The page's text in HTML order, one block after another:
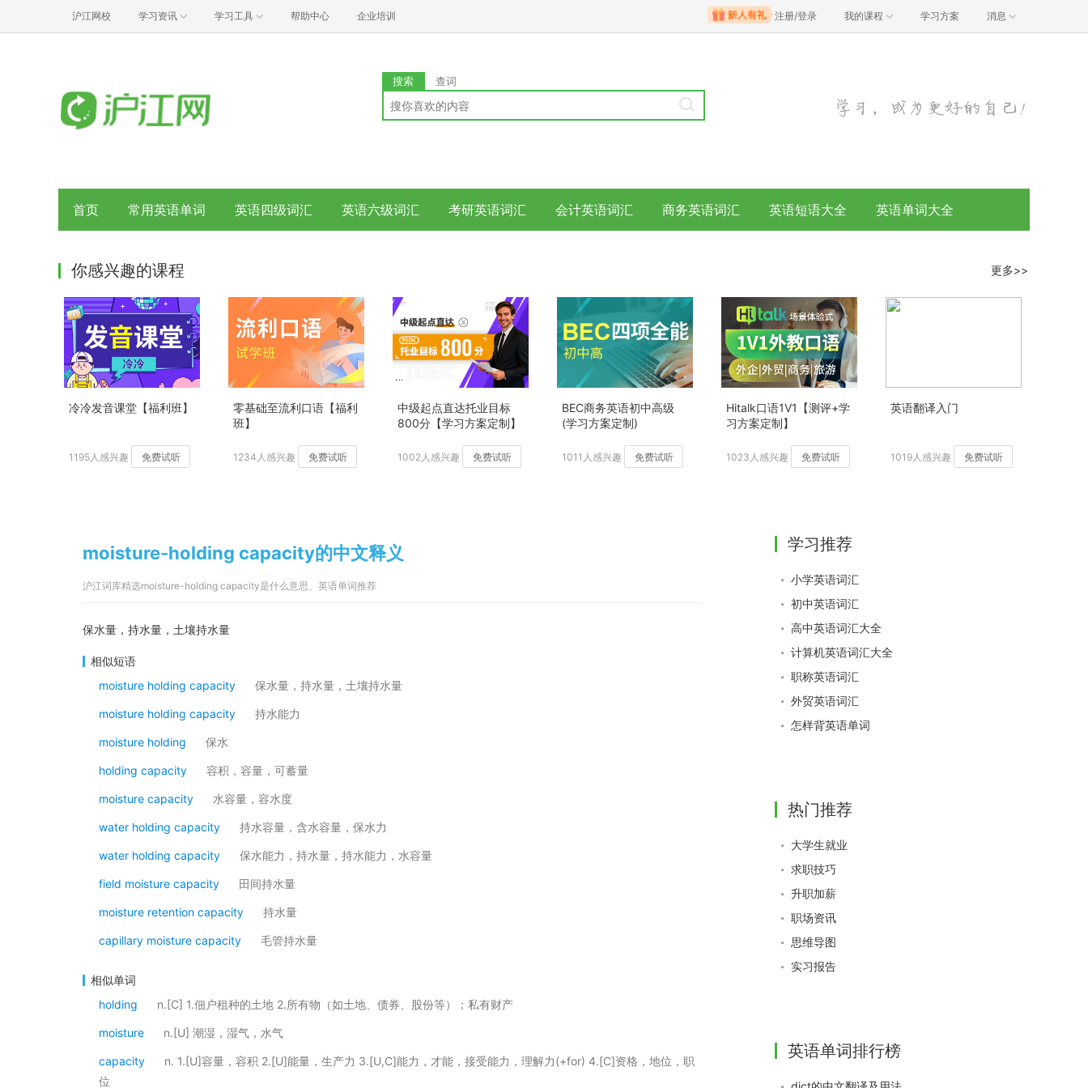
沪江网校 学习资讯 学习工具 帮助中心 企业培训 注册/登录 我的课程 学习方案 消息
搜索 查词
首页 常用英语单词 英语四级词汇 英语六级词汇 考研英语词汇 会计英语词汇 商务英语词汇 英语短语大全 英语单词大全
你感兴趣的课程 更多>>
冷冷发音课堂【福利班】
1195人感兴趣 免费试听
零基础至流利口语【福利
班】
1234人感兴趣 免费试听
中级起点直达托业目标
800分【学习方案定制】
1002人感兴趣 免费试听
BEC商务英语初中高级
(学习方案定制)
1011人感兴趣 免费试听
Hitalk口语1V1【测评+学
习方案定制】
1023人感兴趣 免费试听
英语翻译入门
1019人感兴趣 免费试听
moisture-holding capacity的中文释义
沪江词库精选moisture-holding capacity是什么意思、英语单词推荐
保水量，持水量，土壤持水量
相似短语
moisture holding capacity
保水量，持水量，土壤持水量
moisture holding capacity 持水能力
moisture holding 保水
holding capacity 容积，容量，可蓄量
moisture capacity 水容量，容水度
water holding capacity 持水容量，含水容量，保水力
water holding capacity 保水能力，持水量，持水能力，水容量
field moisture capacity 田间持水量
moisture retention capacity 持水量
capillary moisture capacity 毛管持水量
相似单词
holding
n.[C] 1.佃户租种的土地 2.所有物（如土地、债券、股份等）；私有财产
moisture n.[U] 潮湿，湿气，水气
capacity
n. 1.[U]容量，容积 2.[U]能量，生产力 3.[U,C]能力，才能，接受能力，理解力(+for) 4.[C]资格，地位，职
位
学习推荐
小学英语词汇
初中英语词汇
高中英语词汇大全
计算机英语词汇大全
职称英语词汇
外贸英语词汇
怎样背英语单词
热门推荐
大学生就业
求职技巧
升职加薪
职场资讯
思维导图
实习报告
英语单词排行榜